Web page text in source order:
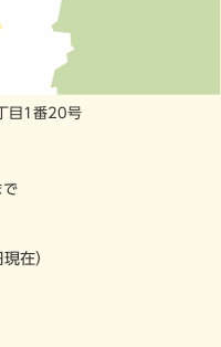
目1番20号
で
在）